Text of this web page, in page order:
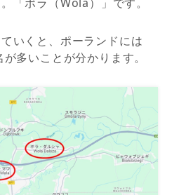
「ボラ（Wola）」です。
いくと、ポーランドには
多いことが分かります。